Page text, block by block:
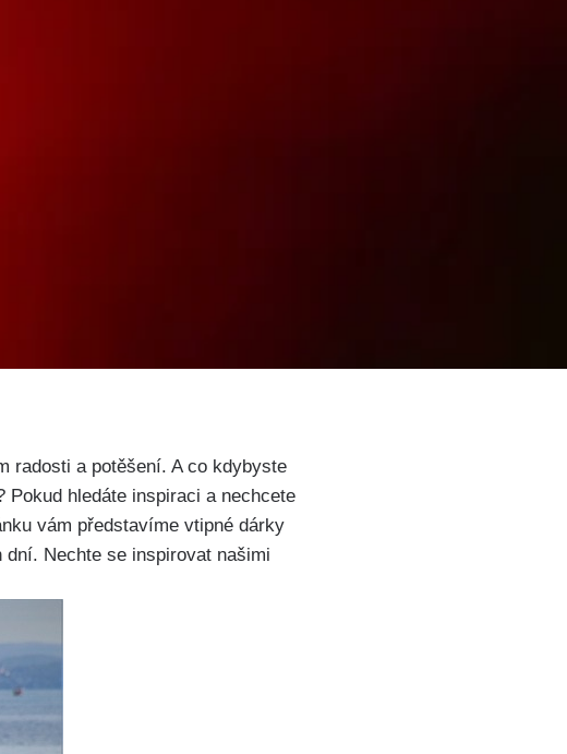
radosti a potěšení. A co kdybyste
hledáte inspiraci a nechcete
vám představíme vtipné dárky
Nechte se inspirovat našimi